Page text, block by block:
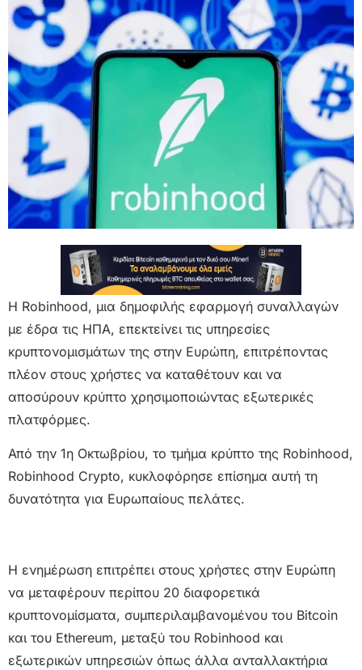
Η Robinhood, μια δημοφιλής εφαρμογή συναλλαγών
με έδρα τις ΗΠΑ, επεκτείνει τις υπηρεσίες
κρυπτονομισμάτων της στην Ευρώπη, επιτρέποντας
πλέον στους χρήστες να καταθέτουν και να
αποσύρουν κρύπτο χρησιμοποιώντας εξωτερικές
πλατφόρμες.
Από την 1η Οκτωβρίου, το τμήμα κρύπτο της Robinhood,
Robinhood Crypto, κυκλοφόρησε επίσημα αυτή τη
δυνατότητα για Ευρωπαίους πελάτες.
Η ενημέρωση επιτρέπει στους χρήστες στην Ευρώπη
να μεταφέρουν περίπου 20 διαφορετικά
κρυπτονομίσματα, συμπεριλαμβανομένου του Bitcoin
και του Ethereum, μεταξύ του Robinhood και
εξωτερικών υπηρεσιών όπως άλλα ανταλλακτήρια